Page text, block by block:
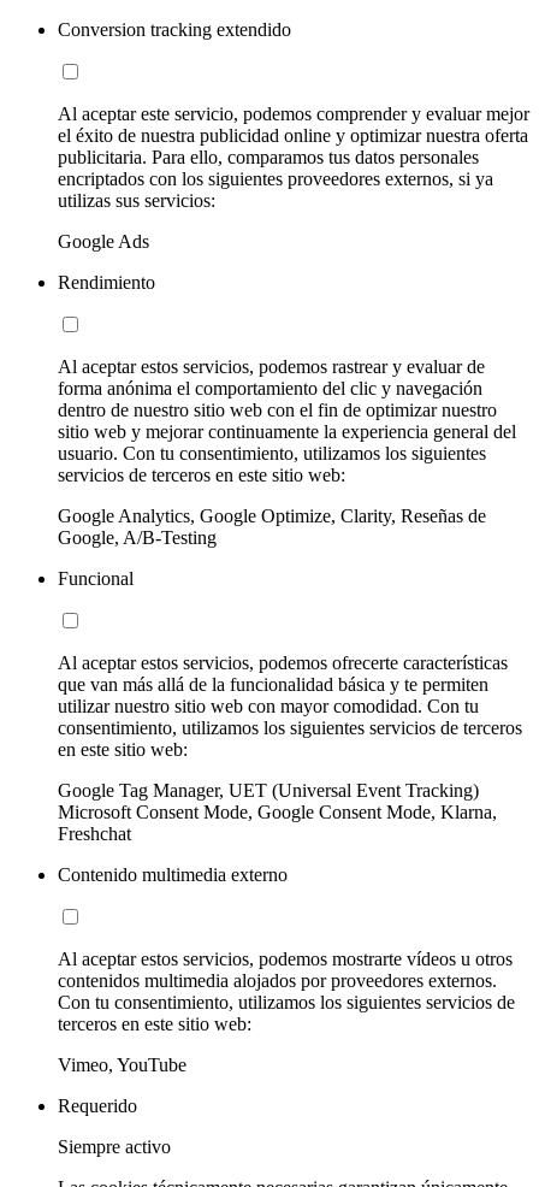
Conversion tracking extendido
Al aceptar este servicio, podemos comprender y evaluar mejor
el éxito de nuestra publicidad online y optimizar nuestra oferta
publicitaria. Para ello, comparamos tus datos personales
encriptados con los siguientes proveedores externos, si ya
utilizas sus servicios:
Google Ads
Rendimiento
Al aceptar estos servicios, podemos rastrear y evaluar de
forma anónima el comportamiento del clic y navegación
dentro de nuestro sitio web con el fin de optimizar nuestro
sitio web y mejorar continuamente la experiencia general del
usuario. Con tu consentimiento, utilizamos los siguientes
servicios de terceros en este sitio web:
Google Analytics, Google Optimize, Clarity, Reseñas de
Google, A/B-Testing
Funcional
Al aceptar estos servicios, podemos ofrecerte características
que van más allá de la funcionalidad básica y te permiten
utilizar nuestro sitio web con mayor comodidad. Con tu
consentimiento, utilizamos los siguientes servicios de terceros
en este sitio web:
Google Tag Manager, UET (Universal Event Tracking)
Microsoft Consent Mode, Google Consent Mode, Klarna,
Freshchat
Contenido multimedia externo
Al aceptar estos servicios, podemos mostrarte vídeos u otros
contenidos multimedia alojados por proveedores externos.
Con tu consentimiento, utilizamos los siguientes servicios de
terceros en este sitio web:
Vimeo, YouTube
Requerido
Siempre activo